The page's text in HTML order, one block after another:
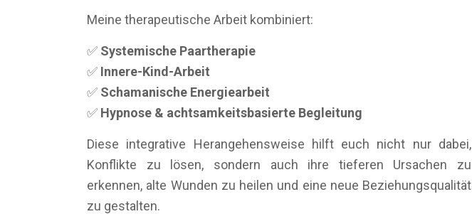
Meine therapeutische Arbeit kombiniert:
✅ Systemische Paartherapie
✅ Innere-Kind-Arbeit
✅ Schamanische Energiearbeit
✅ Hypnose & achtsamkeitsbasierte Begleitung
Diese integrative Herangehensweise hilft euch nicht nur dabei,
Konflikte zu lösen, sondern auch ihre tieferen Ursachen zu
erkennen, alte Wunden zu heilen und eine neue Beziehungsqualität
zu gestalten.